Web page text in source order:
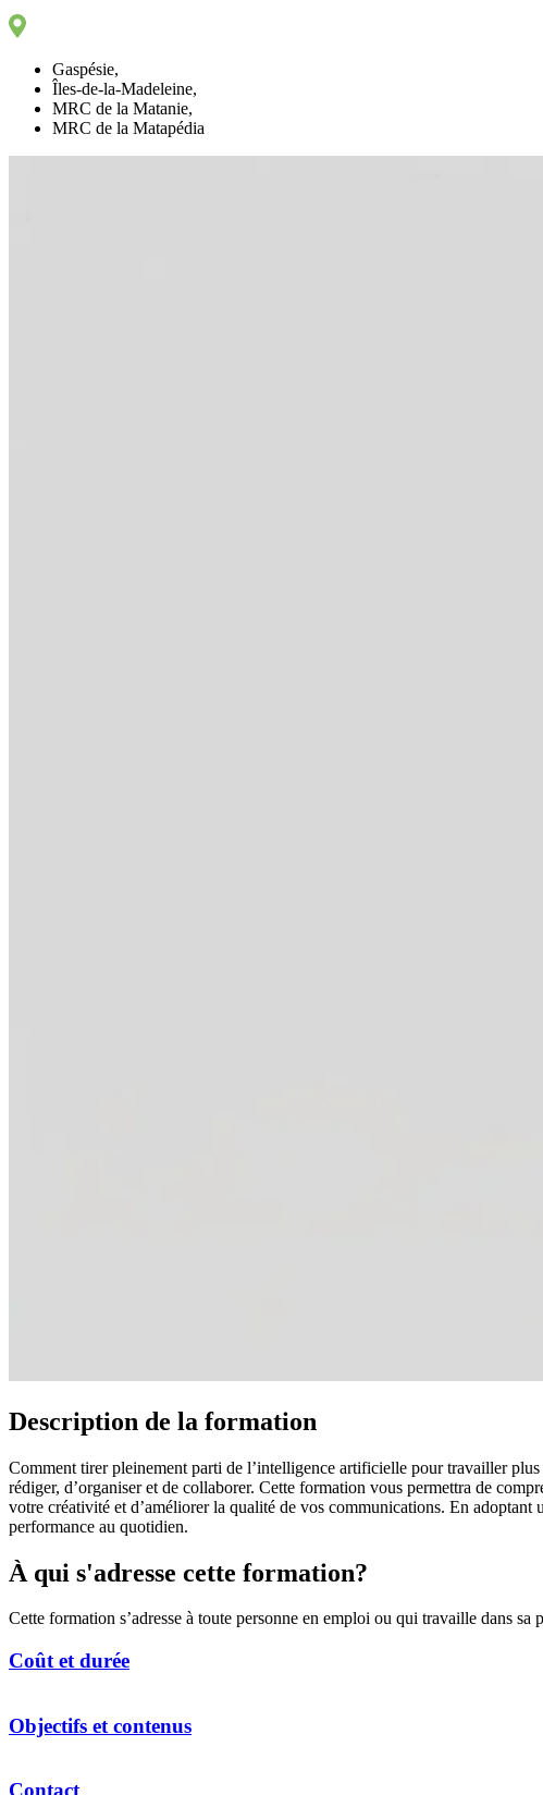
Gaspésie,
Îles-de-la-Madeleine,
MRC de la Matanie,
MRC de la Matapédia
Description de la formation
Comment tirer pleinement parti de l’intelligence artificielle pour travailler
rédiger, d’organiser et de collaborer. Cette formation vous permettra de
votre créativité et d’améliorer la qualité de vos communications. En
performance au quotidien.
À qui s'adresse cette formation?
Cette formation s’adresse à toute personne en emploi ou qui travaille dans sa
Coût et durée
Contactez-nous pour obtenir plus d’information.
Objectifs et contenus
Contact